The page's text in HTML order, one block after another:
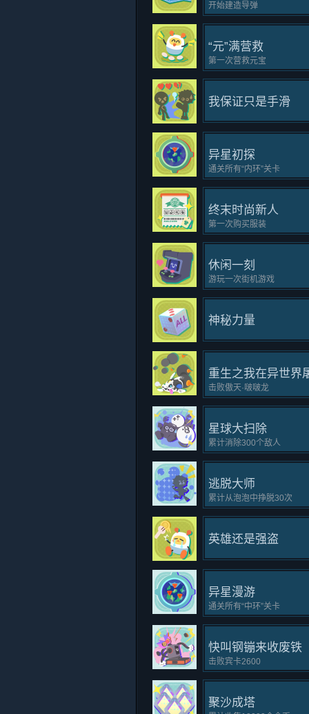
开始建造导弹
“元”满营救
第一次营救元宝
我保证只是手滑
异星初探
通关所有“内环”关卡
终末时尚新人
第一次购买服装
休闲一刻
游玩一次街机游戏
神秘力量
重生之我在异世界
击败傲天·啵啵龙
星球大扫除
累计消除300个敌人
逃脱大师
累计从泡泡中挣脱30次
英雄还是强盗
异星漫游
通关所有“中环”关卡
快叫钢镚来收废铁
击败宾卡2600
聚沙成塔